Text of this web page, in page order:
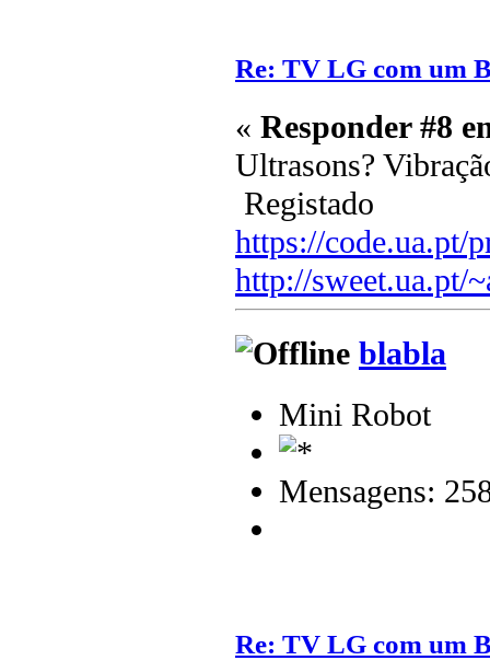
Re: TV LG com um
« Responder #8
Ultrasons?
Registado
https://code.ua.pt/
http://sweet.ua.pt/
blabla
Mini Robot
Mensagens:
Re: TV LG com um